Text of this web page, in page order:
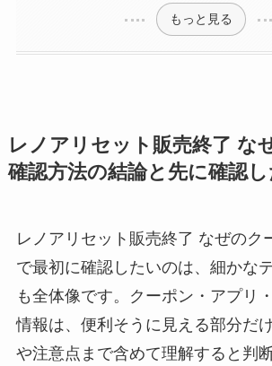
もっと見る
レノアリセット販売終了 な
確認方法の結論と先に確認
レノアリセット販売終了 なぜのク
で最初に確認したいのは、細かな
も全体像です。クーポン・アプリ
情報は、便利そうに見える部分だ
や注意点まで含めて理解すると判